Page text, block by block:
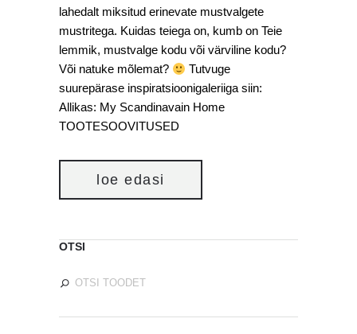
lahedalt miksitud erinevate mustvalgete
mustritega. Kuidas teiega on, kumb on Teie
lemmik, mustvalge kodu või värviline kodu?
Või natuke mõlemat?
Tutvuge
suurepärase inspiratsioonigaleriiga siin:
Allikas: My Scandinavain Home
TOOTESOOVITUSED
loe edasi
OTSI